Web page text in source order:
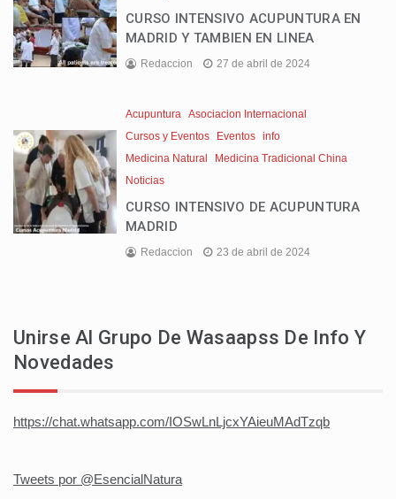
CURSO INTENSIVO ACUPUNTURA EN
MADRID Y TAMBIEN EN LINEA
Redaccion 27 de abril de 2024
Acupuntura Asociacion Internacional
Cursos y Eventos
Eventos info
Medicina Natural
Medicina Tradicional China
Noticias
CURSO INTENSIVO DE ACUPUNTURA
MADRID
Redaccion 23 de abril de 2024
Unirse Al Grupo De Wasaapss De Info Y
Novedades
https://chat.whatsapp.com/IOSwLnLjcxYAieuMAdTzqb
Tweets por @EsencialNatura